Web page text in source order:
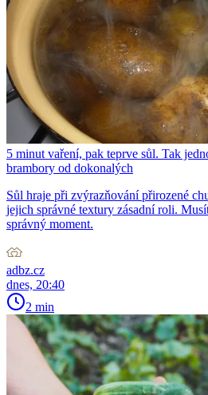
5 minut vaření, pak teprve sůl. Tak
brambory od dokonalých
Sůl hraje při zvýrazňování přirozené
jejich správné textury zásadní roli.
správný moment.
adbz.cz
dnes, 20:40
2 min